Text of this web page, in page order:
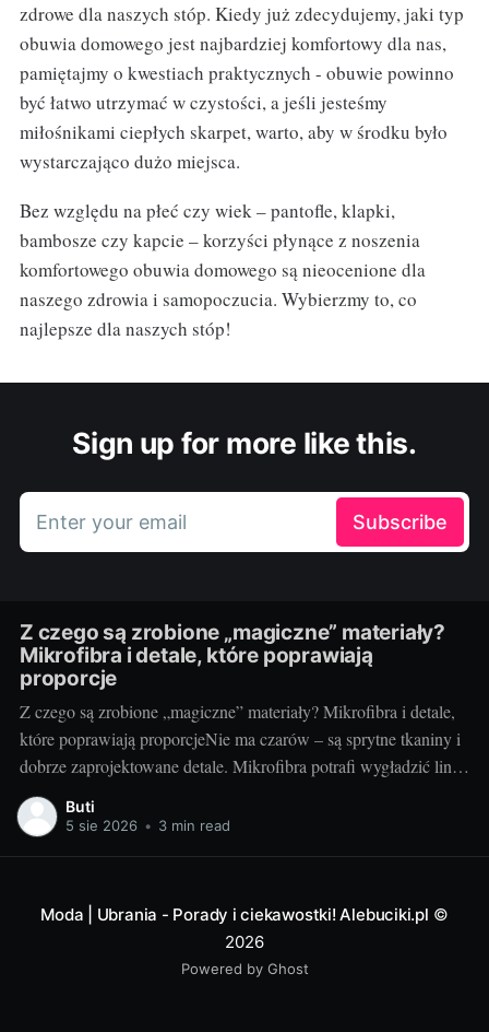
zdrowe dla naszych stóp. Kiedy już zdecydujemy, jaki typ
obuwia domowego jest najbardziej komfortowy dla nas,
pamiętajmy o kwestiach praktycznych - obuwie powinno
być łatwo utrzymać w czystości, a jeśli jesteśmy
miłośnikami ciepłych skarpet, warto, aby w środku było
wystarczająco dużo miejsca.
Bez względu na płeć czy wiek – pantofle, klapki,
bambosze czy kapcie – korzyści płynące z noszenia
komfortowego obuwia domowego są nieocenione dla
naszego zdrowia i samopoczucia. Wybierzmy to, co
najlepsze dla naszych stóp!
Sign up for more like this.
Enter your email Subscribe
Z czego są zrobione „magiczne” materiały?
Mikrofibra i detale, które poprawiają
proporcje
Z czego są zrobione „magiczne” materiały? Mikrofibra i detale,
które poprawiają proporcjeNie ma czarów – są sprytne tkaniny i
dobrze zaprojektowane detale. Mikrofibra potrafi wygładzić linię
ciała, optycznie je wymodelować i dopasować się do ruchu tak,
że czujemy się swobodnie, a wyglądamy „jak po retuszu”. Dziś
Buti
5 sie 2026 • 3 min read
Moda | Ubrania - Porady i ciekawostki! Alebuciki.pl ©
2026
Powered by Ghost